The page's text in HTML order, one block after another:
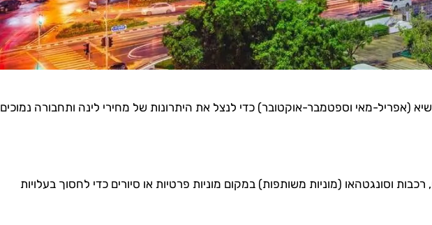
(אפריל-מאי וספטמבר-אוקטובר) כדי לנצל את היתרונות של מחירי לינה ותחבורה נמוכים
וסונגטהאו (מוניות משותפות) במקום מוניות פרטיות או סיורים כדי לחסוך בעלויות